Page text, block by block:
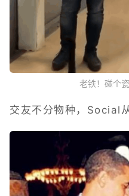
老铁！碰个
交友不分物种，Social